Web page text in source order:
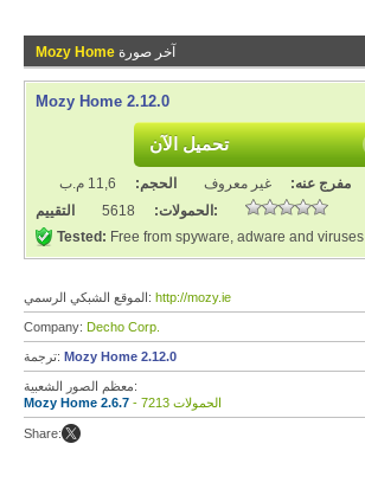
Mozy Home آخر صورة
Mozy Home 2.12.0
تحميل الآن
مفرج عنه: غير معروف الحجم:
11,6 م.ب
الحمولات:
5618
التقييم:
Tested: Free from spyware, adware and viruses
الموقع الشبكي الرسمي: http://mozy.ie
Company: Decho Corp.
ترجمة: Mozy Home 2.12.0
معظم الصور الشعبية:
Mozy Home 2.6.7
- 7213 الحمولات
Share: